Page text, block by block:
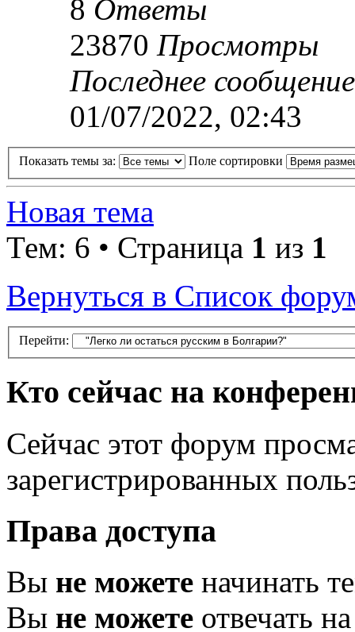
8 Ответы
23870 Просмотры
Последнее
01/07/2022, 02:43
Показать темы за: Поле сортировки
Новая тема
Тем: 6 • Страница 1 из 1
Вернуться в Список
Перейти:
Кто сейчас на
Сейчас этот форум
зарегистрированных
Права доступа
Вы не можете начинать
Вы не можете отвечать